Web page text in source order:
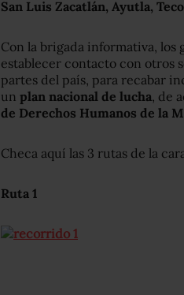
San Luis Zacatlán, Ayutla,
Con la brigada informativa, los
establecer contacto con otros
partes del país, para recabar
un plan nacional de lucha, de
de Derechos Humanos de la
Checa aquí las 3 rutas de la
Ruta 1